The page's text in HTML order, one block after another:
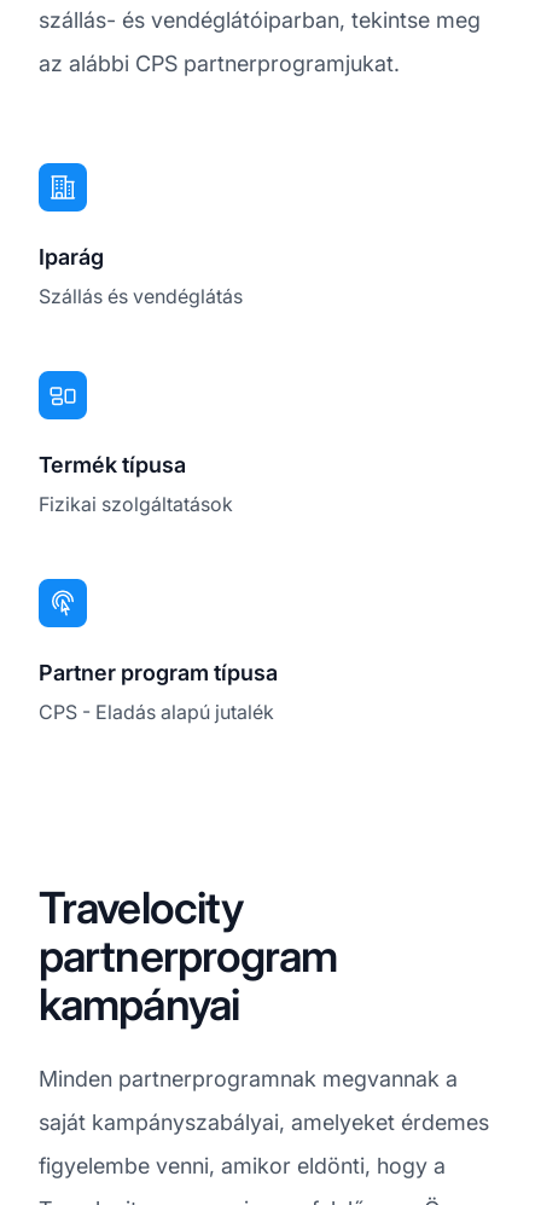
szállás- és vendéglátóiparban, tekintse meg
az alábbi CPS partnerprogramjukat.
Iparág
Szállás és vendéglátás
Termék típusa
Fizikai szolgáltatások
Partner program típusa
CPS - Eladás alapú jutalék
Travelocity
partnerprogram
kampányai
Minden partnerprogramnak megvannak a
saját kampányszabályai, amelyeket érdemes
figyelembe venni, amikor eldönti, hogy a